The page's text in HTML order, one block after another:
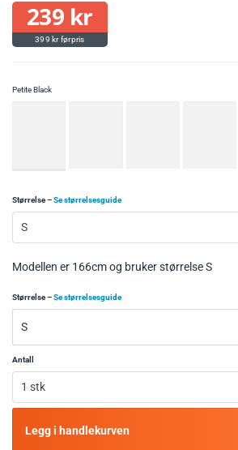
399 kr
239 kr
Petite Black
Størrelse–Se størrelsesguide
S
Modellen er 166cm og bruker størrelse S
Størrelse–Se størrelsesguide
Antall
1 stk
Legg i handlekurven